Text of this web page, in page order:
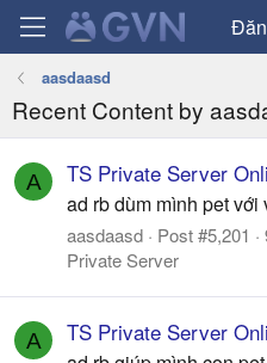
aasdaasd
Recent Content by
A TS Private Server
ad rb dùm mình pet
aasdaasd Post #5,201
Private Server
A TS Private Server